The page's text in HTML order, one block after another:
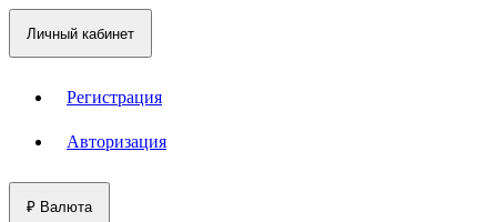
Личный кабинет
Регистрация
Авторизация
₽ Валюта